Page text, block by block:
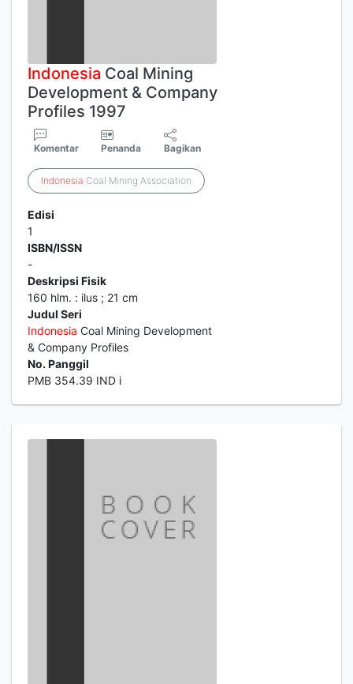
Indonesia Coal Mining
Development & Company
Profiles 1997
Komentar Penanda Bagikan
Indonesia Coal Mining Association
Edisi
1
ISBN/ISSN
-
Deskripsi Fisik
160 hlm. : ilus ; 21 cm
Judul Seri
Indonesia Coal Mining Development
& Company Profiles
No. Panggil
PMB 354.39 IND i